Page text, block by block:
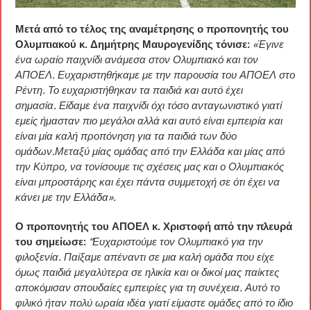
Μετά από το τέλος της αναμέτρησης ο προπονητής του
Ολυμπιακού κ. Δημήτρης Μαυρογενίδης τόνισε: «Έγινε
ένα ωραίο παιχνίδι ανάμεσα στον Ολυμπιακό και τον
ΑΠΟΕΛ. Ευχαριστηθήκαμε με την παρουσία του ΑΠΟΕΛ στο
Ρέντη. Το ευχαριστήθηκαν τα παιδιά και αυτό έχει
σημασία. Είδαμε ένα παιχνίδι όχι τόσο ανταγωνιστικό γιατί
εμείς ήμασταν πιο μεγάλοι αλλά και αυτό είναι εμπειρία και
είναι μία καλή προπόνηση για τα παιδιά των δύο
ομάδων.Μεταξύ μίας ομάδας από την Ελλάδα και μίας από
την Κύπρο, να τονίσουμε τις σχέσεις μας και ο Ολυμπιακός
είναι μπροστάρης και έχει πάντα συμμετοχή σε ότι έχει να
κάνει με την Ελλάδα».
Ο προπονητής του ΑΠΟΕΛ κ. Χριστοφή από την πλευρά
του σημείωσε: “Ευχαριστούμε τον Ολυμπιακό για την
φιλοξενία. Παίξαμε απέναντι σε μια καλή ομάδα που είχε
όμως παιδιά μεγαλύτερα σε ηλικία και οι δικοί μας παίκτες
αποκόμισαν σπουδαίες εμπειρίες για τη συνέχεια. Αυτό το
φιλικό ήταν πολύ ωραία ιδέα γιατί είμαστε ομάδες από το ίδιο